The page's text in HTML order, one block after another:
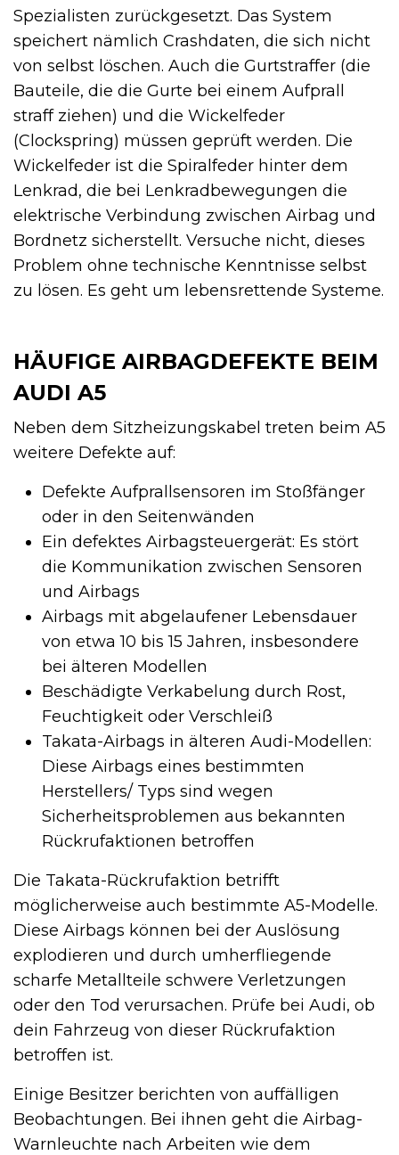
Spezialisten zurückgesetzt. Das System
speichert nämlich Crashdaten, die sich nicht
von selbst löschen. Auch die Gurtstraffer (die
Bauteile, die die Gurte bei einem Aufprall
straff ziehen) und die Wickelfeder
(Clockspring) müssen geprüft werden. Die
Wickelfeder ist die Spiralfeder hinter dem
Lenkrad, die bei Lenkradbewegungen die
elektrische Verbindung zwischen Airbag und
Bordnetz sicherstellt. Versuche nicht, dieses
Problem ohne technische Kenntnisse selbst
zu lösen. Es geht um lebensrettende Systeme.
HÄUFIGE AIRBAGDEFEKTE BEIM
AUDI A5
Neben dem Sitzheizungskabel treten beim A5
weitere Defekte auf:
Defekte Aufprallsensoren im Stoßfänger
oder in den Seitenwänden
Ein defektes Airbagsteuergerät: Es stört
die Kommunikation zwischen Sensoren
und Airbags
Airbags mit abgelaufener Lebensdauer
von etwa 10 bis 15 Jahren, insbesondere
bei älteren Modellen
Beschädigte Verkabelung durch Rost,
Feuchtigkeit oder Verschleiß
Takata-Airbags in älteren Audi-Modellen:
Diese Airbags eines bestimmten
Herstellers/ Typs sind wegen
Sicherheitsproblemen aus bekannten
Rückrufaktionen betroffen
Die Takata-Rückrufaktion betrifft
möglicherweise auch bestimmte A5-Modelle.
Diese Airbags können bei der Auslösung
explodieren und durch umherfliegende
scharfe Metallteile schwere Verletzungen
oder den Tod verursachen. Prüfe bei Audi, ob
dein Fahrzeug von dieser Rückrufaktion
betroffen ist.
Einige Besitzer berichten von auffälligen
Beobachtungen. Bei ihnen geht die Airbag-
Warnleuchte nach Arbeiten wie dem